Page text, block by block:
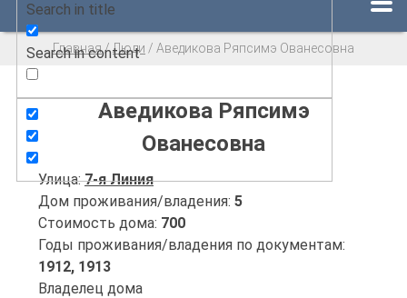
Search in title
Search in content
Главная/Люди / Аведикова Ряпсимэ Ованесовна
Аведикова Ряпсимэ
Ованесовна
Улица:7-я Линия
Дом проживания/владения: 5
Стоимость дома: 700
Годы проживания/владения по документам:
1912, 1913
Владелец дома